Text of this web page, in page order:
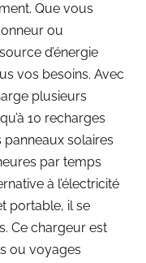
Que vous
ou
d’énergie
vos besoins. Avec
plusieurs
10 recharges
solaires
par temps
à l’électricité
portable, il se
Ce chargeur est
ou voyages